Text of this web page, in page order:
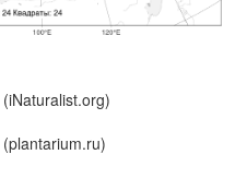
(iNaturalist.org)
(plantarium.ru)